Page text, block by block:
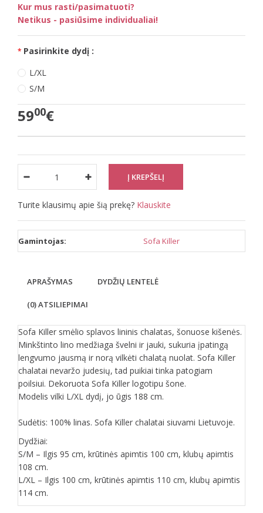
Kur mus rasti/pasimatuoti?
Netikus - pasiūsime individualiai!
Pasirinkite dydį :
L/XL
S/M
5900€
Turite klausimų apie šią prekę? Klauskite
Gamintojas: Sofa Killer
APRAŠYMAS DYDŽIŲ LENTELĖ
(0) ATSILIEPIMAI
Sofa Killer smėlio splavos lininis chalatas, šonuose kišenės.
Minkštinto lino medžiaga švelni ir jauki, sukuria įpatingą
lengvumo jausmą ir norą vilkėti chalatą nuolat. Sofa Killer
chalatai nevaržo judesių, tad puikiai tinka patogiam
poilsiui. Dekoruota Sofa Killer logotipu šone.
Modelis vilki L/XL dydį, jo ūgis 188 cm.
Sudėtis: 100% linas. Sofa Killer chalatai siuvami Lietuvoje.
Dydžiai:
S/M – Ilgis 95 cm, krūtinės apimtis 100 cm, klubų apimtis
108 cm.
L/XL – Ilgis 100 cm, krūtinės apimtis 110 cm, klubų apimtis
114 cm.